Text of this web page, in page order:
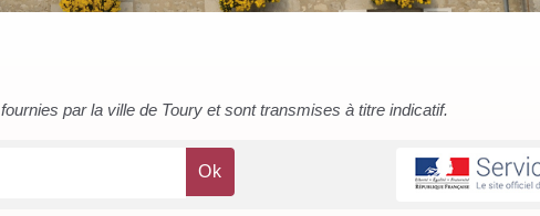
par la ville de Toury et sont transmises à titre indicatif.